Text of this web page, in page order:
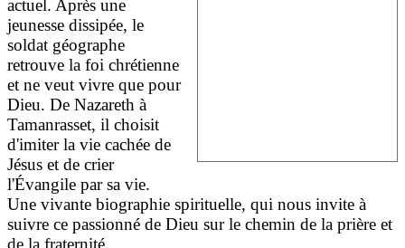
actuel. Après une
jeunesse dissipée, le
soldat géographe
retrouve la foi chrétienne
et ne veut vivre que pour
Dieu. De Nazareth à
Tamanrasset, il choisit
d'imiter la vie cachée de
Jésus et de crier
l'Évangile par sa vie.
Une vivante biographie spirituelle, qui nous invite à
suivre ce passionné de Dieu sur le chemin de la prière et